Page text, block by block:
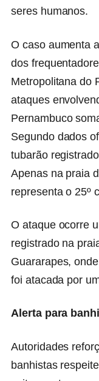
seres humanos.
O caso aumenta
dos
Metropolitana do
ataques
Pernambuco
Segundo dados
tubarão
Apenas na praia
representa o 25º
O ataque ocorre
registrado na
Guararapes,
foi atacada por
Alerta para
Autoridades
banhistas